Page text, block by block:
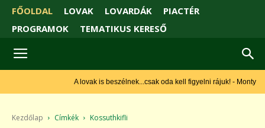
FŐOLDAL LOVAK LOVARDÁK
PIACTÉR
PROGRAMOK
TEMATIKUS KERESŐ
A lovak is beszélnek...csak oda kell figyelni rájuk! - Monty
Kezdőlap Címkék Kossuthkifli